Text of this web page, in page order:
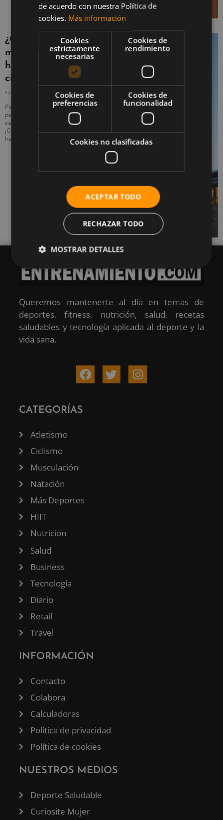
¿Cuál es el mejor
momento del día para
hacer ejercicio según la
ciencia?
9 JULIO, 2020 NO HAY COMENTARIOS
Planificar la rutina de entrenamiento te
permitirá aprovechar al máximo tus
capacidades y mejorar tu rendimiento.
¡Conoce el mejor momento del día para
hacer ejercicio!
Queremos mantenerte al día en temas de
deportes, fitness, nutrición, salud, recetas
saludables y tecnología aplicada al deporte y la
vida sana.
CATEGORÍAS
Atletismo
Ciclismo
Musculación
Natación
Más Deportes
HIIT
Nutrición
Salud
Business
Tecnología
Diario
Retail
Travel
INFORMACIÓN
Contacto
Colabora
Calculadoras
Política de privacidad
Política de cookies
NUESTROS MEDIOS
Deporte Saludable
Curiosite Mujer
de acuerdo con nuestra Política de
cookies. Más información
Cookies
estrictamente
necesarias
Cookies de
rendimiento
Cookies de
preferencias
Cookies de
funcionalidad
Cookies no clasificadas
ACEPTAR TODO
RECHAZAR TODO
MOSTRAR DETALLES